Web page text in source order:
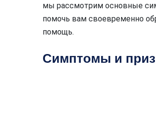
мы рассмотрим основные
помочь вам своевременно
помощь.
Симптомы и